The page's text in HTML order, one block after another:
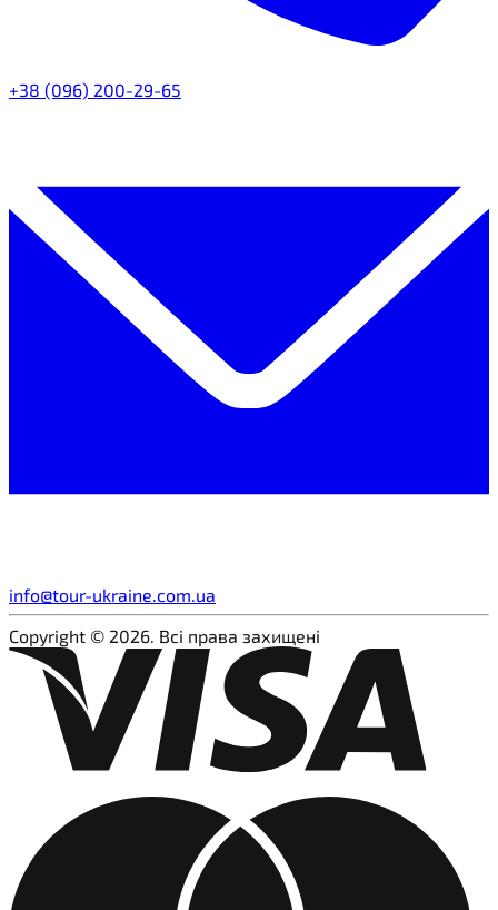
+38 (096) 200-29-65
info@tour-ukraine.com.ua
Copyright © 2026. Всі права захищені